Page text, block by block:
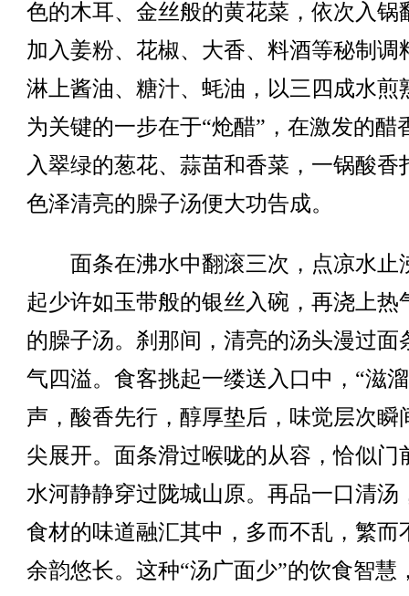
色的木耳、金丝般的黄花菜，依次入锅
加入姜粉、花椒、大香、料酒等秘制调
淋上酱油、糖汁、蚝油，以三四成水煎
为关键的一步在于“炝醋”，在激发的醋
入翠绿的葱花、蒜苗和香菜，一锅酸香
色泽清亮的臊子汤便大功告成。
面条在沸水中翻滚三次，点凉水止
起少许如玉带般的银丝入碗，再浇上热
的臊子汤。刹那间，清亮的汤头漫过面
气四溢。食客挑起一缕送入口中，“滋
声，酸香先行，醇厚垫后，味觉层次瞬
尖展开。面条滑过喉咙的从容，恰似门
水河静静穿过陇城山原。再品一口清汤
食材的味道融汇其中，多而不乱，繁而
余韵悠长。这种“汤广面少”的饮食智慧